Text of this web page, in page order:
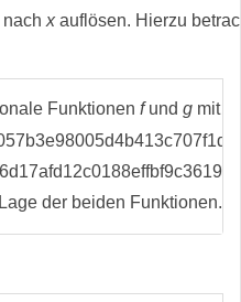
nach xauflösen. Hierzu
Funktionen fund g mit
der beiden Funktionen.